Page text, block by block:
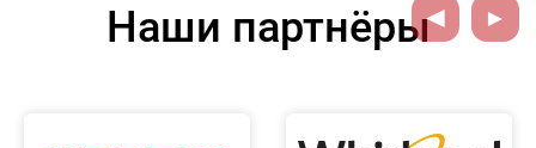
Наши партнёры